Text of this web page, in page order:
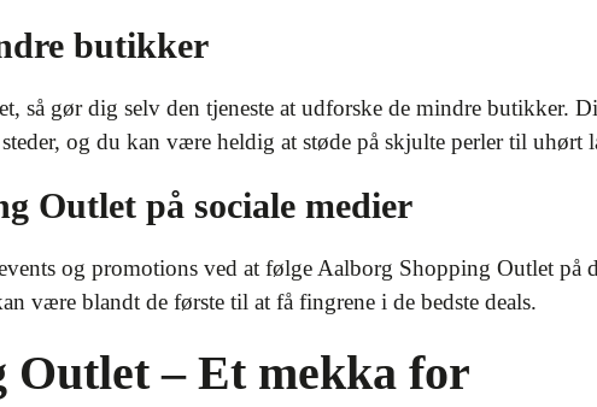
butikker
så gør dig selv den tjeneste at udforske de mindre butikker.
og du kan være heldig at støde på skjulte perler til uhørt
Outlet på sociale medier
og promotions ved at følge Aalborg Shopping Outlet på
være blandt de første til at få fingrene i de bedste deals.
Outlet – Et mekka for